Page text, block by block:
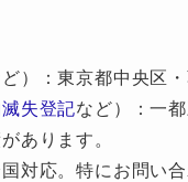
）：東京都中央区
失登記など）：一
あります。
対応。特にお問い